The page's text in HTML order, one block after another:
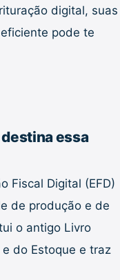
digital, suas
pode te
destina essa
Fiscal Digital (EFD)
de produção e de
o antigo Livro
do Estoque e traz